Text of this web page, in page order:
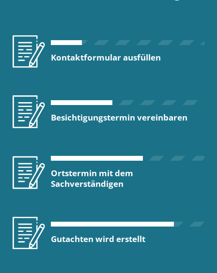
Kontaktformular ausfüllen
Besichtigungstermin vereinbaren
Ortstermin mit dem
Sachverständigen
Gutachten wird erstellt